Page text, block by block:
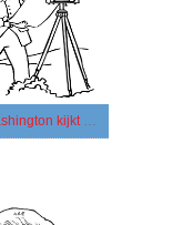
George Washington kijkt naar schilderijen